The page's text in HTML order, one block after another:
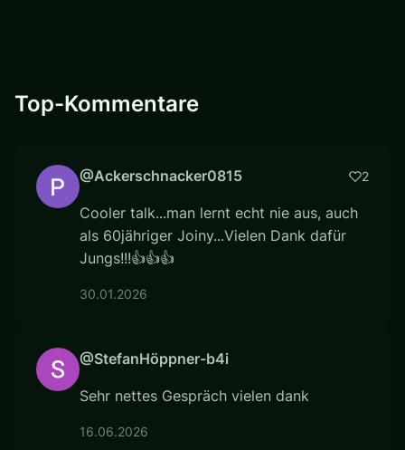
Top-Kommentare
@Ackerschnacker0815 2
Cooler talk...man lernt echt nie aus, auch
als 60jähriger Joiny...Vielen Dank dafür
Jungs!!!👍👍👍
30.01.2026
@StefanHöppner-b4i
Sehr nettes Gespräch vielen dank
16.06.2026